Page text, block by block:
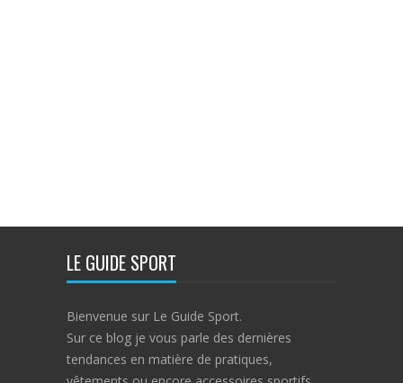
LE GUIDE SPORT
Bienvenue sur Le Guide Sport.
Sur ce blog je vous parle des dernières
tendances en matière de pratiques,